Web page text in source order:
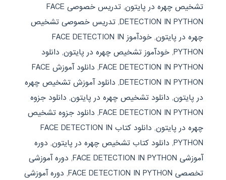
تشخیص چهره در پایتون,
تدریس خصوصی FACE
DETECTION IN PYTHON
, تدریس خصوصی تشخیص
چهره در پایتون,
خودآموز FACE DETECTION IN
PYTHON
, خودآموز تشخیص چهره در پایتون, دانلود
FACE DETECTION IN PYTHON
,
دانلود آموزش FACE
DETECTION IN PYTHON
, دانلود آموزش تشخیص چهره
در پایتون, دانلود تشخیص چهره در پایتون, دانلود جزوه
FACE DETECTION IN PYTHON
, دانلود جزوه تشخیص
چهره در پایتون,
دانلود کتاب FACE DETECTION IN
PYTHON
, دانلود کتاب تشخیص چهره در پایتون, دوره
آموزشی FACE DETECTION IN PYTHON
, دوره آموزشی
تخصصی FACE DETECTION IN PYTHON
, دوره آموزشی